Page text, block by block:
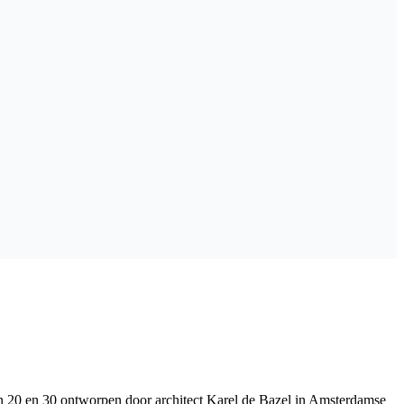
en 30 ontworpen door architect Karel de Bazel in Amsterdamse